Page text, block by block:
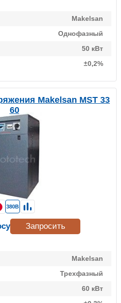
Makelsan
Однофазный
50 кВт
±0,2%
Makelsan MST 33
60
Makelsan
Трехфазный
60 кВт
380В
Запросить